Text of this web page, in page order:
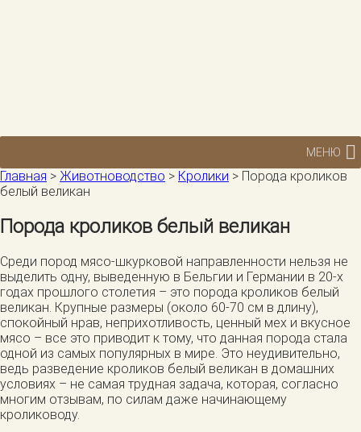
МЕНЮ
Главная > Животноводство > Кролики > Порода кроликов
белый великан
Порода кроликов белый великан
Среди пород мясо-шкурковой направленности нельзя не
выделить одну, выведенную в Бельгии и Германии в 20-х
годах прошлого столетия – это порода кроликов белый
великан. Крупные размеры (около 60-70 см в длину),
спокойный нрав, неприхотливость, ценный мех и вкусное
мясо – все это приводит к тому, что данная порода стала
одной из самых популярных в мире. Это неудивительно,
ведь разведение кроликов белый великан в домашних
условиях – не самая трудная задача, которая, согласно
многим отзывам, по силам даже начинающему
кролиководу.